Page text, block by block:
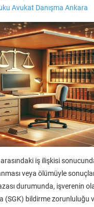
Avukat Danışma Ankara
iş ilişkisi
veya ölümüyle
durumunda, işverenin
(SGK) bildirme zorunluluğu